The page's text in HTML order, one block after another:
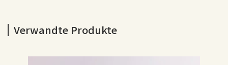
Verwandte Produkte